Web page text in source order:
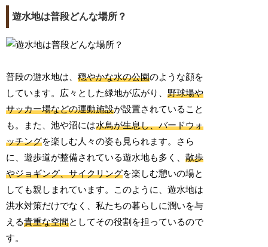
遊水地は普段どんな場所？
普段の遊水地は、穏やかな水の公園のような顔を
しています。広々とした緑地が広がり、野球場や
サッカー場などの運動施設が設置されていること
も。また、池や沼には水鳥が生息し、バードウォ
ッチングを楽しむ人々の姿も見られます。さら
に、遊歩道が整備されている遊水地も多く、散歩
やジョギング、サイクリングを楽しむ憩いの場と
しても親しまれています。このように、遊水地は
洪水対策だけでなく、私たちの暮らしに潤いを与
える貴重な空間としてその役割を担っているので
す。